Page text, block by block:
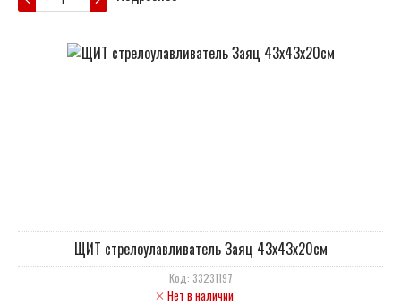
ЩИТ стрелоулавливатель Заяц 43х43х20см
Код: 33231197
Нет в наличии